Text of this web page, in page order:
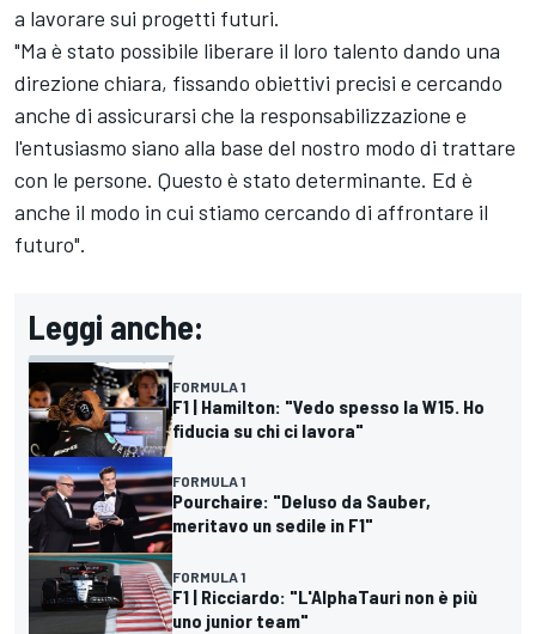
a lavorare sui progetti futuri.
"Ma è stato possibile liberare il loro talento dando una
direzione chiara, fissando obiettivi precisi e cercando
anche di assicurarsi che la responsabilizzazione e
l'entusiasmo siano alla base del nostro modo di trattare
con le persone. Questo è stato determinante. Ed è
anche il modo in cui stiamo cercando di affrontare il
futuro".
Leggi anche:
FORMULA 1
F1 | Hamilton: "Vedo spesso la W15. Ho
fiducia su chi ci lavora"
FORMULA 1
Pourchaire: "Deluso da Sauber,
meritavo un sedile in F1"
FORMULA 1
F1 | Ricciardo: "L'AlphaTauri non è più
uno junior team"